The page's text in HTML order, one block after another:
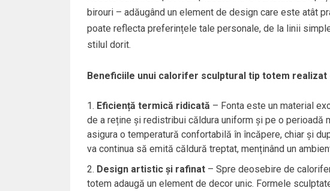
birouri – adăugând un element de design care este atât
poate reflecta preferințele tale personale, de la linii
stilul dorit.
Beneficiile unui calorifer sculptural tip totem realizat
Eficiență termică ridicată – Fonta este un material
de a reține și redistribui căldura uniform și pe o perioadă
asigura o temperatură confortabilă în încăpere, chiar și
va continua să emită căldură treptat, menținând un
Design artistic și rafinat– Spre deosebire de
totem adaugă un element de decor unic. Formele